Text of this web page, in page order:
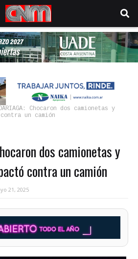
Chocaron dos camionetas y
un camión
dos camionetas y
contra un camión
21, 2025